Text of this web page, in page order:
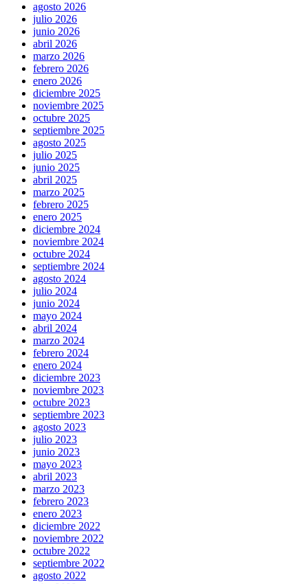
agosto 2026
julio 2026
junio 2026
abril 2026
marzo 2026
febrero 2026
enero 2026
diciembre 2025
noviembre 2025
octubre 2025
septiembre 2025
agosto 2025
julio 2025
junio 2025
abril 2025
marzo 2025
febrero 2025
enero 2025
diciembre 2024
noviembre 2024
octubre 2024
septiembre 2024
agosto 2024
julio 2024
junio 2024
mayo 2024
abril 2024
marzo 2024
febrero 2024
enero 2024
diciembre 2023
noviembre 2023
octubre 2023
septiembre 2023
agosto 2023
julio 2023
junio 2023
mayo 2023
abril 2023
marzo 2023
febrero 2023
enero 2023
diciembre 2022
noviembre 2022
octubre 2022
septiembre 2022
agosto 2022